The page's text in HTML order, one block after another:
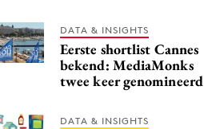
DATA & INSIGHTS
Eerste shortlist Cannes
bekend: MediaMonks
twee keer genomineerd
DATA & INSIGHTS